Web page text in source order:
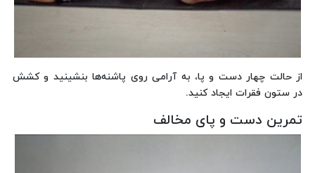
از حالت چهار دست و پا، به آرامی روی پاشنه‌ها بنشینید و کشش
در ستون فقرات ایجاد کنید.
تمرین دست و پای مخالف